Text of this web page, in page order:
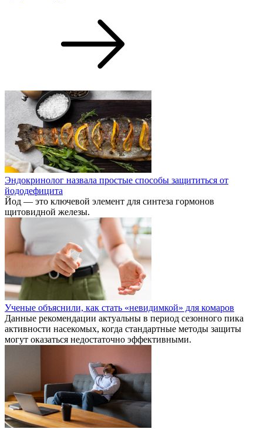
Эндокринолог назвала простые способы защититься от
йододефицита
Йод — это ключевой элемент для синтеза гормонов
щитовидной железы.
Ученые объяснили, как стать «невидимкой» для комаров
Данные рекомендации актуальны в период сезонного пика
активности насекомых, когда стандартные методы защиты
могут оказаться недостаточно эффективными.